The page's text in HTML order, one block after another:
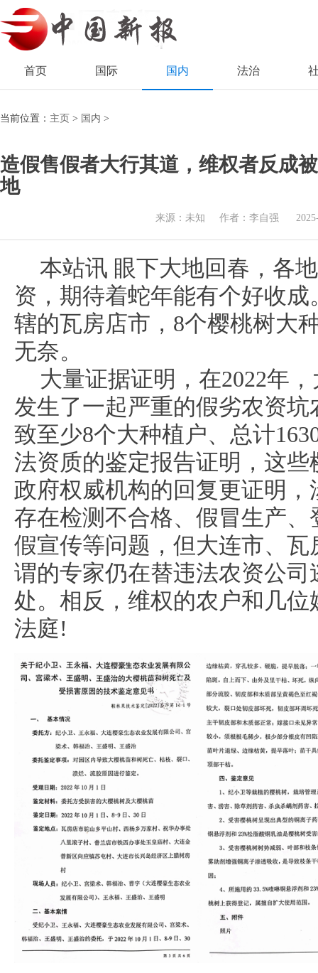
首页 国际 国内 法治
当前位置： 主页 > 国内 >
造假售假者大行其道，维权者反成
地
来源：未知 作者：李自强
本站讯 眼下大地回春，各
资，期待着蛇年能有个好收
辖的瓦房店市，8个樱桃树大
无奈。
大量证据证明，在2022年
发生了一起严重的假劣农资
致至少8个大种植户、总计
法资质的鉴定报告证明，这
政府权威机构的回复更证明
存在检测不合格、假冒生产
假宣传等问题，但大连市、
谓的专家仍在替违法农资公
处。相反，维权的农户和几
法庭!